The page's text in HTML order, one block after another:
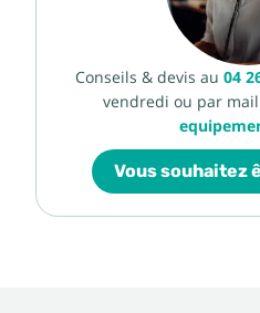
Conseils & devis au 04
vendredi ou par
Vous souhaitez